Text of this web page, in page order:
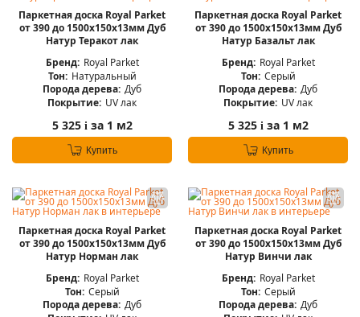
Паркетная доска Royal Parket
от 390 до 1500х150х13мм Дуб
Натур Теракот лак
Бренд: Royal Parket
Тон: Натуральный
Порода дерева: Дуб
Покрытие: UV лак
5 325 iза 1 м2
Купить
Паркетная доска Royal Parket
от 390 до 1500х150х13мм Дуб
Натур Базальт лак
Бренд: Royal Parket
Тон: Серый
Порода дерева: Дуб
Покрытие: UV лак
5 325 iза 1 м2
Купить
Паркетная доска Royal Parket
от 390 до 1500х150х13мм Дуб
Натур Норман лак
Бренд: Royal Parket
Тон: Серый
Порода дерева: Дуб
Паркетная доска Royal Parket
от 390 до 1500х150х13мм Дуб
Натур Винчи лак
Бренд: Royal Parket
Тон: Серый
Порода дерева: Дуб